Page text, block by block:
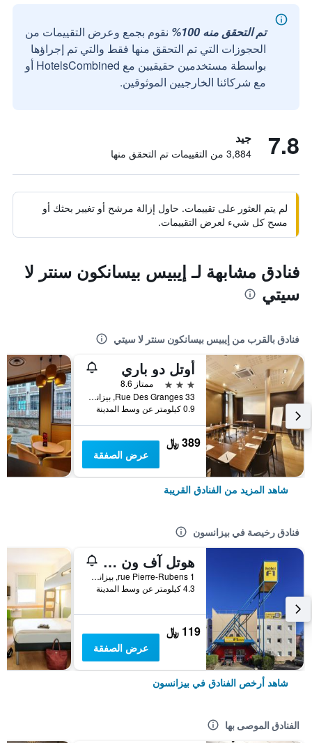
تم التحقق منه 100%
نقوم بجمع وعرض التقييمات من
الحجوزات التي تم التحقق منها فقط والتي تم إجراؤها
بواسطة مستخدمين حقيقيين مع HotelsCombined أو
مع شركائنا الخارجيين الموثوقين.
7.8 جيد
3,884 من التقييمات تم التحقق منها
لم يتم العثور على تقييمات. حاول إزالة مرشح أو تغيير بحثك أو
مسح كل شيء لعرض التقييمات.
فنادق مشابهة لـ إيبيس بيسانكون سنتر لا
سيتي
فنادق بالقرب من إيبيس بيسانكون سنتر لا سيتي
أوتل دو باري
3 نجوم
ممتاز 8.6
33 Rue Des Granges, بيزانسون, إقليم دوبس, فرنسا
0.9 كيلومتر عن وسط المدينة
389 ﷼
عرض الصفقة
شاهد المزيد من الفنادق القريبة
فنادق رخيصة في بيزانسون
هوتل آف ون بيزانسون مايكروبوليس
1 rue Pierre-Rubens, بيزانسون, إقليم دوبس, فرنسا
4.3 كيلومتر عن وسط المدينة
119 ﷼
عرض الصفقة
شاهد أرخص الفنادق في بيزانسون
الفنادق الموصى بها